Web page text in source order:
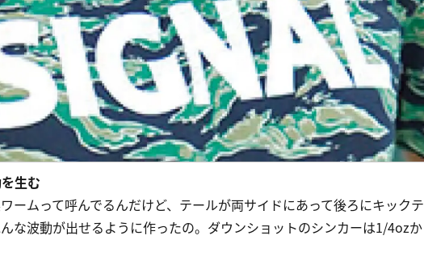
生む
ームって呼んでるんだけど、テールが両サイドにあって後ろにキックテ
な波動が出せるように作ったの。ダウンショットのシンカーは1/4ozか